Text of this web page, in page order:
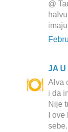
@
JA U
Alva
i da
Nije
I